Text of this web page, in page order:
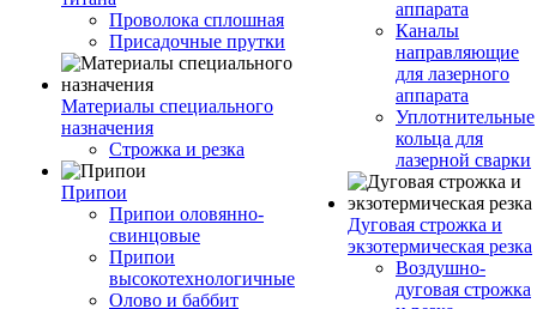
Проволока сплошная
Присадочные прутки
Материалы специального
назначения
Строжка и резка
Припои
Припои оловянно-
свинцовые
Припои
высокотехнологичные
Олово и баббит
аппарата
Каналы
направляющие
для лазерного
аппарата
Уплотнительные
кольца для
лазерной сварки
Дуговая строжка и
экзотермическая резка
Воздушно-
дуговая строжка